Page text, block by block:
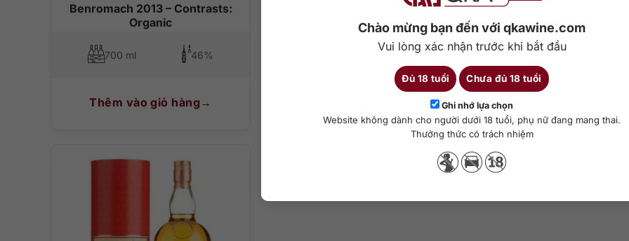
Chào mừng bạn đến với qkawine.com
Vui lòng xác nhận trước khi bắt đầu
Đủ 18 tuổi Chưa đủ 18 tuổi
Ghi nhớ lựa chọn
Website không dành cho người dưới 18 tuổi, phụ nữ đang mang thai.
Thưởng thức có trách nhiệm
Benromach 2013 – Contrasts:
Organic
700 ml 46%
Thêm vào giỏ hàng
Kentucky Owl Batch 9
63.8% 750 ml